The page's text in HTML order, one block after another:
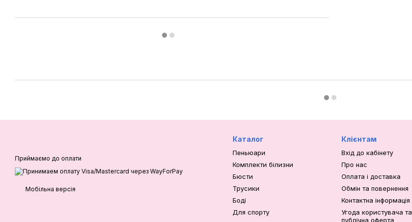
Приймаємо до оплати
Мобільна версія
Каталог
Пеньюари
Комплекти білизни
Бюсти
Трусики
Боді
Для спорту
Клієнтам
Вхід до кабінету
Про нас
Оплата і доставка
Обмін та повернення
Контактна інформація
Угода користувача та
публічна оферта